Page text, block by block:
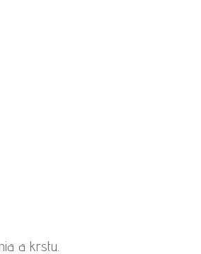
a krstu.